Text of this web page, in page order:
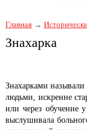
Главная
Знахарка
Знахарками
людьми, искренне
или через обучение
выслушивала